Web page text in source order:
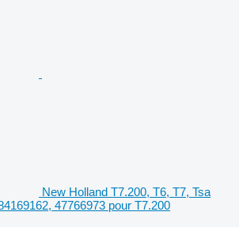
New Holland T7.200, T6, T7, Tsa
47766973 pour T7.200